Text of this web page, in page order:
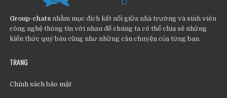
Group-chats nhằm mục đích kết nối giữa nhà trường và sinh viên
công nghệ thông tin với nhau để chúng ta có thể chia sẻ những
kiến thức quý báu cũng như những câu chuyện của từng bạn.
TRANG
Chính sách bảo mật